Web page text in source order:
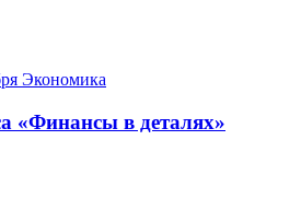
Экономика
«Финансы в деталях»